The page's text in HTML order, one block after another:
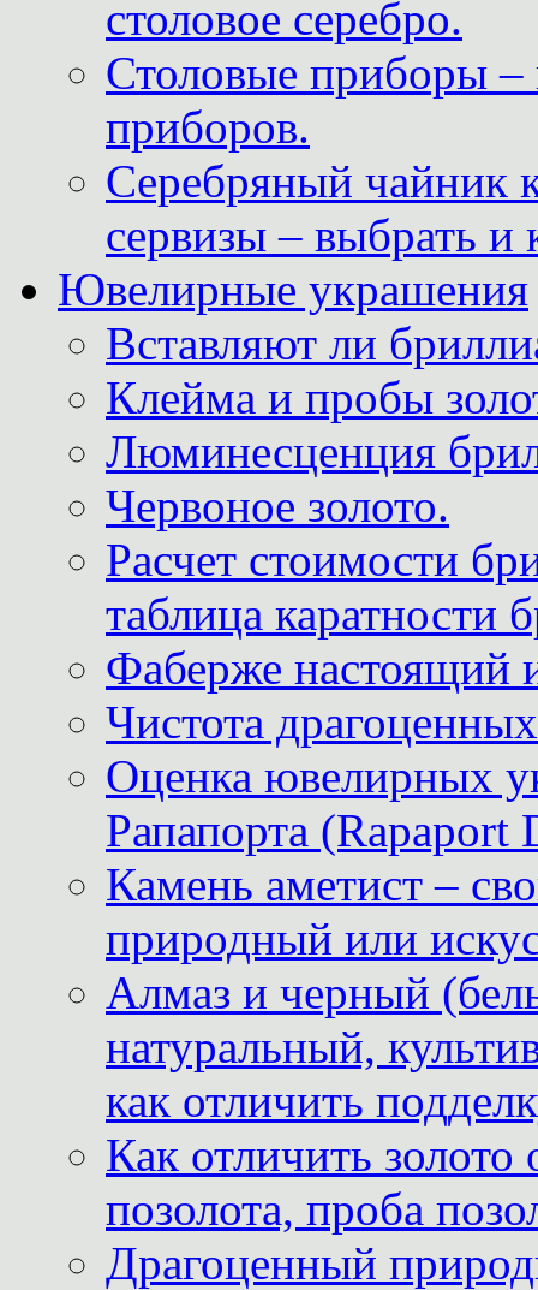
столовое серебро.
Столовые приборы –
приборов.
Серебряный чайник
сервизы – выбрать и
Ювелирные украшения
Вставляют ли
Клейма и пробы
Люминесценция
Червоное золото.
Расчет стоимости
таблица каратности
Фаберже настоящий
Чистота
Оценка ювелирных
Рапапорта (Rapaport
Камень аметист –
природный или
Алмаз и черный
натуральный,
как отличить
Как отличить
позолота, проба
Драгоценный